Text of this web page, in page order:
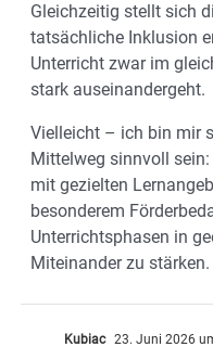
Gleichzeitig stellt sich
tatsächliche Inklusion
Unterricht zwar im
stark auseinandergeht.
Vielleicht – ich bin mir
Mittelweg sinnvoll
mit gezielten
besonderem
Unterrichtsphasen in
Miteinander zu stärken.
Kubiac 23. Juni 2026